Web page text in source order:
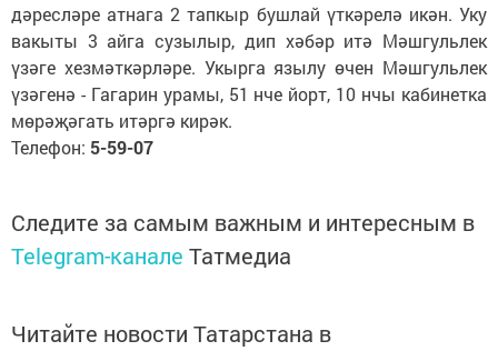
дәресләре атнага 2 тапкыр бушлай үткәрелә икән. Уку
вакыты 3 айга сузылыр, дип хәбәр итә Мәшгульлек
үзәге хезмәткәрләре. Укырга язылу өчен Мәшгульлек
үзәгенә - Гагарин урамы, 51 нче йорт, 10 нчы кабинетка
мөрәҗәгать итәргә кирәк.
Телефон: 5-59-07
Следите за самым важным и интересным в
Telegram-канале Татмедиа
Читайте новости Татарстана в